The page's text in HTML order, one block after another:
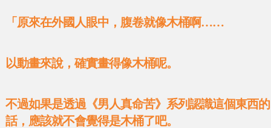
「原來在外國人眼中，腹卷就像木桶啊……
以動畫來說，確實畫得像木桶呢。
不過如果是透過《男人真命苦》系列認識這個東西的
話，應該就不會覺得是木桶了吧。